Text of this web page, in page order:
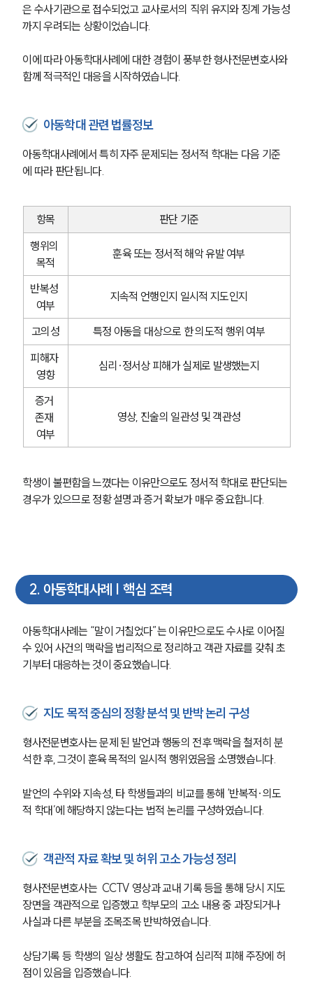
은 수사기관으로 접수되었고 교사로서의 직위 유지와 징계 가능성
까지 우려되는 상황이었습니다.
이에 따라 아동학대사례에 대한 경험이 풍부한 형사전문변호사와
함께 적극적인 대응을 시작하였습니다.
아동학대 관련 법률정보
아동학대사례에서 특히 자주 문제되는 정서적 학대는 다음 기준
에 따라 판단됩니다.
항목
판단 기준
행위의
목적
훈육 또는 정서적 해악 유발 여부
반복성
여부
지속적 언행인지 일시적 지도인지
고의성
특정 아동을 대상으로 한 의도적 행위 여부
피해자
영향
심리·정서상 피해가 실제로 발생했는지
증거
존재
여부
영상, 진술의 일관성 및 객관성
학생이 불편함을 느꼈다는 이유만으로도 정서적 학대로 판단되는
경우가 있으므로 정황 설명과 증거 확보가 매우 중요합니다.
2. 아동학대사례 | 핵심 조력
아동학대사례는 “말이 거칠었다”는 이유만으로도 수사로 이어질
수 있어 사건의 맥락을 법리적으로 정리하고 객관 자료를 갖춰 초
기부터 대응하는 것이 중요했습니다.
지도 목적 중심의 정황 분석 및 반박 논리 구성
형사전문변호사는 문제 된 발언과 행동의 전후 맥락을 철저히 분
석한 후, 그것이 훈육 목적의 일시적 행위였음을 소명했습니다.
발언의 수위와 지속성, 타 학생들과의 비교를 통해 ‘반복적·의도
적 학대’에 해당하지 않는다는 법적 논리를 구성하였습니다.
객관적 자료 확보 및 허위 고소 가능성 정리
형사전문변호사는  CCTV 영상과 교내 기록 등을 통해 당시 지도
장면을 객관적으로 입증했고 학부모의 고소 내용 중 과장되거나
사실과 다른 부분을 조목조목 반박하였습니다.
상담기록 등 학생의 일상 생활도 참고하여 심리적 피해 주장에 허
점이 있음을 입증했습니다.